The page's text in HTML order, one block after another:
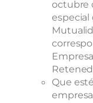
octubre
especial
Que